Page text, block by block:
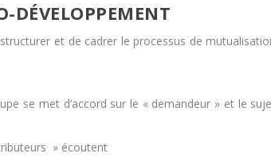
DÉVELOPPEMENT
et de cadrer le processus de
se met d’accord sur le « demandeur » et le
» écoutent